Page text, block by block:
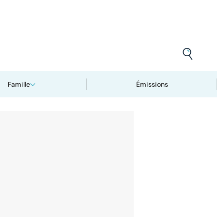
Famille Émissions